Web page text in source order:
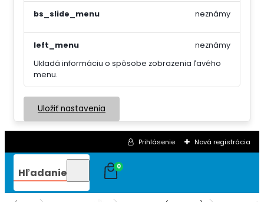
bs_slide_menu neznámy
left_menu
Ukladá informáciu o spôsobe zobrazenia ľavého
menu.
neznámy
Uložiť nastavenia
Prihlásenie Nová registrácia
Hľadanie 0